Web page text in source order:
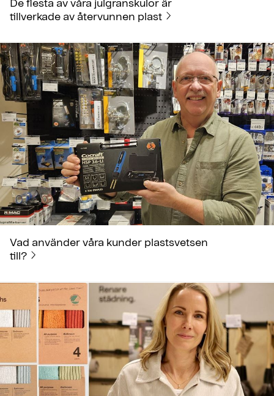
tillverkade av återvunnen plast
Vad använder våra kunder plastsvetsen
till?